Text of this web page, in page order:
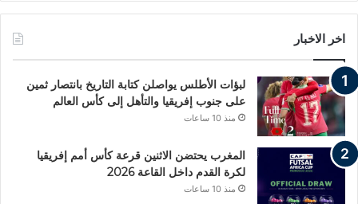
اخر الاخبار
لبؤات الأطلس يواصلن كتابة التاريخ بانتصار ثمين
على جنوب إفريقيا والتأهل إلى كأس العالم
منذ 10 ساعات
المغرب يحتضن الاثنين قرعة كأس أمم إفريقيا
لكرة القدم داخل القاعة 2026
منذ 10 ساعات